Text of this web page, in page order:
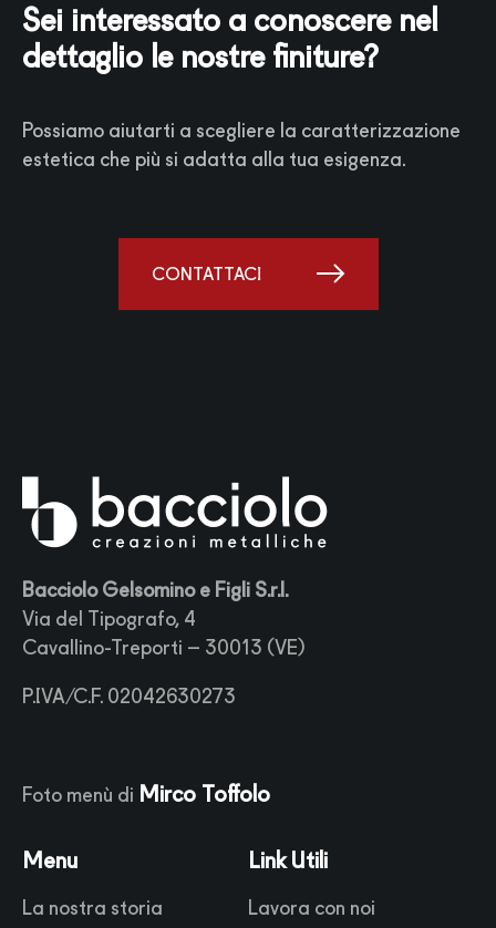
Sei interessato a conoscere nel
dettaglio le nostre finiture?
Possiamo aiutarti a scegliere la caratterizzazione
estetica che più si adatta alla tua esigenza.
CONTATTACI
Bacciolo Gelsomino e Figli S.r.l.
Via del Tipografo, 4
Cavallino-Treporti – 30013 (VE)
P.IVA/C.F. 02042630273
Foto menù di Mirco Toffolo
Menu
La nostra storia
Link Utili
Lavora con noi